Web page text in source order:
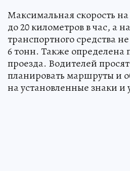
Максимальная скорость
до 20 километров в час, а
транспортного средства
6 тонн. Также определена
проезда. Водителей
планировать маршруты и
на установленные знаки и